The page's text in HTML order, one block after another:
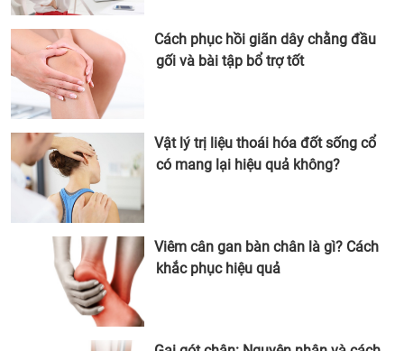
Cách phục hồi giãn dây chằng đầu
gối và bài tập bổ trợ tốt
Vật lý trị liệu thoái hóa đốt sống cổ
có mang lại hiệu quả không?
Viêm cân gan bàn chân là gì? Cách
khắc phục hiệu quả